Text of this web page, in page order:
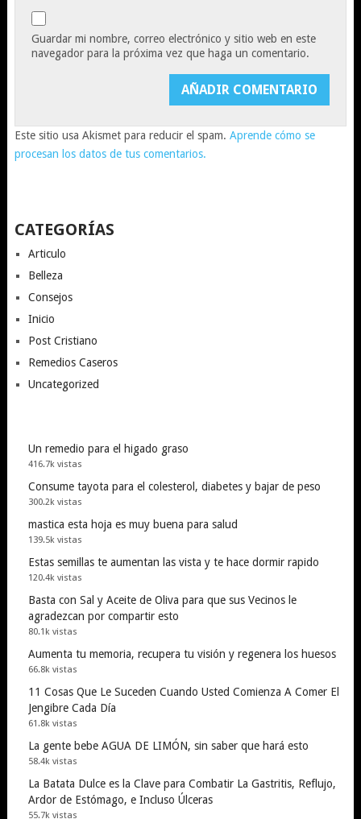
Guardar mi nombre, correo electrónico y sitio web en este
navegador para la próxima vez que haga un comentario.
Este sitio usa Akismet para reducir el spam. Aprende cómo se
procesan los datos de tus comentarios.
CATEGORÍAS
Articulo
Belleza
Consejos
Inicio
Post Cristiano
Remedios Caseros
Uncategorized
Un remedio para el higado graso
416.7k vistas
Consume tayota para el colesterol, diabetes y bajar de peso
300.2k vistas
mastica esta hoja es muy buena para salud
139.5k vistas
Estas semillas te aumentan las vista y te hace dormir rapido
120.4k vistas
Basta con Sal y Aceite de Oliva para que sus Vecinos le
agradezcan por compartir esto
80.1k vistas
Aumenta tu memoria, recupera tu visión y regenera los huesos
66.8k vistas
11 Cosas Que Le Suceden Cuando Usted Comienza A Comer El
Jengibre Cada Día
61.8k vistas
La gente bebe AGUA DE LIMÓN, sin saber que hará esto
58.4k vistas
La Batata Dulce es la Clave para Combatir La Gastritis, Reflujo,
Ardor de Estómago, e Incluso Úlceras
55.7k vistas